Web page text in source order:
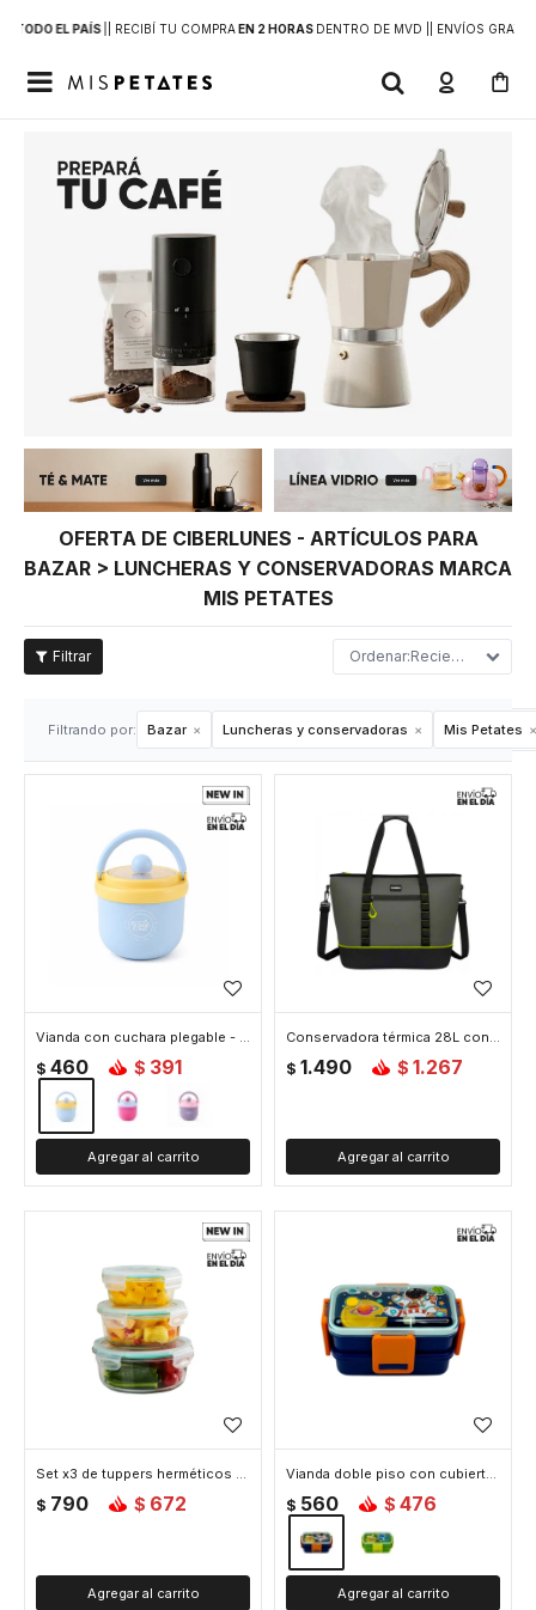
TODO EL PAÍS | RECIBÍ TU COMPRAEN 2 HORAS DENTRO DE MVD | | ENVÍOS GRATIS

OFERTA DE CIBERLUNES - ARTÍCULOS PARA
BAZAR > LUNCHERAS Y CONSERVADORAS MARCA
MIS PETATES
Recientes
Filtrando por: Bazar Luncheras y conservadoras Mis Petates
Vianda con cuchara plegable - Celeste
$ 460 $ 391
Conservadora térmica 28L con asa y correa ajustable 51x24x34cm - Verde
$ 1.490 $ 1.267
Set x3 de tuppers herméticos de vidrio
$ 790 $ 672
Vianda doble piso con cubiertos, division y tapa - Azul
$ 560 $ 476